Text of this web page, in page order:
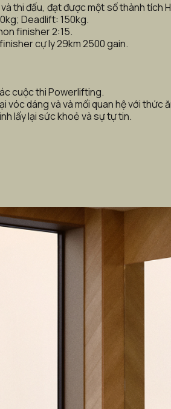
thi đấu, đạt được một số thành tích
Deadlift: 150kg.
finisher 2:15.
cự ly 29km 2500 gain.
cuộc thi Powerlifting.
vóc dáng và và mối quan hệ với thức
lấy lại sức khoẻ và sự tự tin.